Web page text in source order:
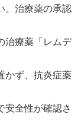
。治療薬の承認
治療薬「レムデ
かず、抗炎症薬
安全性が確認さ